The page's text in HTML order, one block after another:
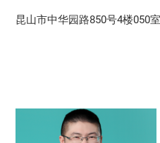
昆山市中华园路850号4楼050室